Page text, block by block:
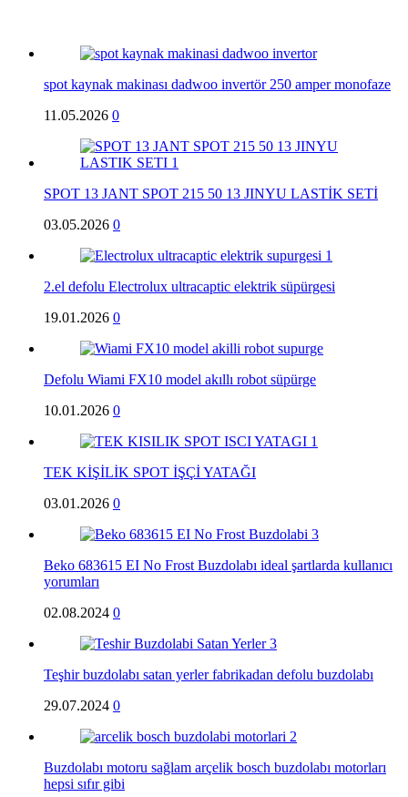
spot kaynak makinası dadwoo invertör 250 amper monofaze
11.05.2026 0
SPOT 13 JANT SPOT 215 50 13 JINYU LASTİK SETİ
03.05.2026 0
2.el defolu Electrolux ultracaptic elektrik süpürgesi
19.01.2026 0
Defolu Wiami FX10 model akıllı robot süpürge
10.01.2026 0
TEK KİŞİLİK SPOT İŞÇİ YATAĞI
03.01.2026 0
Beko 683615 EI No Frost Buzdolabı ideal şartlarda kullanıcı
yorumları
02.08.2024 0
Teşhir buzdolabı satan yerler fabrikadan defolu buzdolabı
29.07.2024 0
Buzdolabı motoru sağlam arçelik bosch buzdolabı motorları
hepsi sıfır gibi